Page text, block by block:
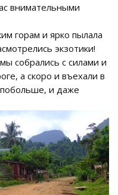
внимательными
горам и ярко пылала
экзотики!
собрались с силами и
а скоро и въехали в
и даже